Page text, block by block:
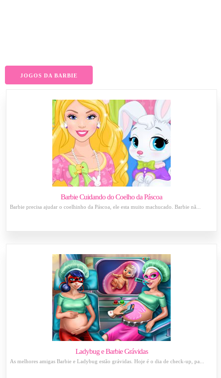
JOGOS DA BARBIE
Barbie Cuidando do Coelho da Páscoa
Barbie precisa ajudar o coelhinho da Páscoa, ele esta muito machucado. Barbie nã...
Ladybug e Barbie Grávidas
As melhores amigas Barbie e Ladybug estão grávidas. Hoje é o dia de check-up, pa...